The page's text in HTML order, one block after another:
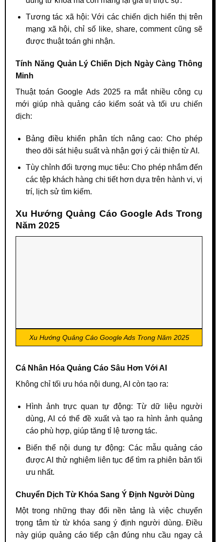
Tương tác xã hội: Với các chiến dịch hiển thị trên
mạng xã hội, chỉ số like, share, comment cũng sẽ
được thuật toán ghi nhận.
Tính Năng Quản Lý Chiến Dịch Ngày Càng Thông
Minh
Thuật toán Google Ads 2025 ra mắt nhiều công cụ
mới giúp nhà quảng cáo kiểm soát và tối ưu chiến
dịch:
Bảng điều khiển phân tích nâng cao: Cho phép
theo dõi sát hiệu suất và nhận gợi ý cải thiện từ AI.
Tùy chỉnh đối tượng mục tiêu: Cho phép nhắm đến
các tệp khách hàng chi tiết hơn dựa trên hành vi, vị
trí, lịch sử tìm kiếm.
Xu Hướng Quảng Cáo Google Ads Trong
Năm 2025
Xu Hướng Quảng Cáo Google Ads Trong Năm 2025
Cá Nhân Hóa Quảng Cáo Sâu Hơn Với AI
Không chỉ tối ưu hóa nội dung, AI còn tạo ra:
Hình ảnh trực quan tự động: Từ dữ liệu người
dùng, AI có thể đề xuất và tạo ra hình ảnh quảng
cáo phù hợp, giúp tăng tỉ lệ tương tác.
Biến thể nội dung tự động: Các mẫu quảng cáo
được AI thử nghiệm liên tục để tìm ra phiên bản tối
ưu nhất.
Chuyển Dịch Từ Khóa Sang Ý Định Người Dùng
Một trong những thay đổi nền tảng là việc chuyển
trọng tâm từ từ khóa sang ý định người dùng. Điều
này giúp quảng cáo tiếp cận đúng nhu cầu ngay cả